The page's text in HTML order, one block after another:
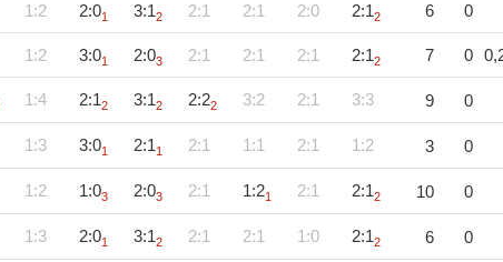
1:2 2:01 3:12 2:1 2:1 2:0 2:12 6 0
1:2 3:01 2:03 2:1 2:1 2:1 2:12 7 0
1:4 2:12 3:12 2:22 3:2 2:1 3:3 9 0
1:3 3:01 2:11 2:1 1:1 2:1 1:2 3 0
1:2 1:03 2:03 2:1 1:21 2:1 2:12 10 0
1:3 2:01 3:12 2:1 2:1 1:0 2:12 6 0